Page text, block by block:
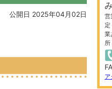
公開日 2025年04月02日
営
業